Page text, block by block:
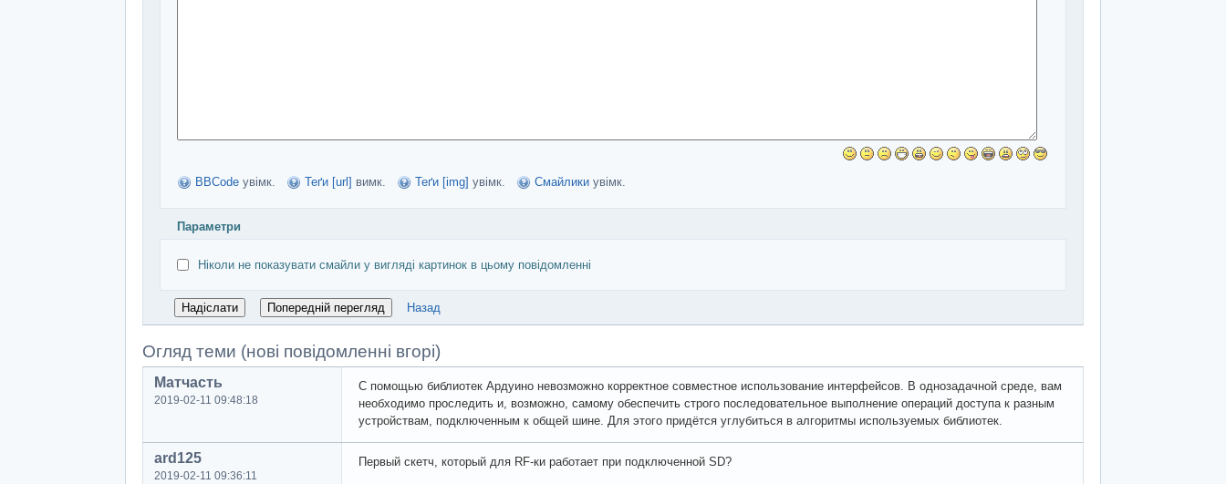
BBCode увімк. Теґи [url] вимк. Теґи [img] увімк. Смайлики увімк.
Параметри
Ніколи не показувати смайли у вигляді картинок в цьому повідомленні
Назад
Огляд теми (нові повідомленні вгорі)
Матчасть
2019-02-11 09:48:18
С помощью библиотек Ардуино невозможно корректное совместное использование интерфейсов. В однозадачной среде, вам
необходимо проследить и, возможно, самому обеспечить строго последовательное выполнение операций доступа к разным
устройствам, подключенным к общей шине. Для этого придётся углубиться в алгоритмы используемых библиотек.
ard125
2019-02-11 09:36:11
Первый скетч, который для RF-ки работает при подключенной SD?